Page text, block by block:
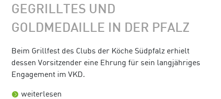
GEGRILLTES UND
GOLDMEDAILLE IN DER PFALZ
Beim Grillfest des Clubs der Köche Südpfalz erhielt
dessen Vorsitzender eine Ehrung für sein langjähriges
Engagement im VKD.
weiterlesen